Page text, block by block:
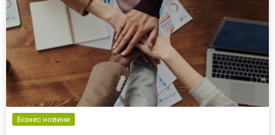
Бізнес новини